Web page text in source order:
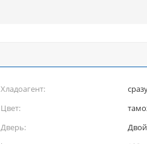
Хладоагент:
Цвет:
Дверь: